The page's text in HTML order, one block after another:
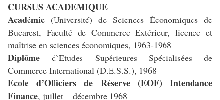
CURSUS ACADEMIQUE
Académie (Université) de Sciences Économiques de
Bucarest, Faculté de Commerce Extérieur, licence et
maîtrise en sciences économiques, 1963-1968
Diplômed`Etudes Supérieures Spécialisées de
Commerce International (D.E.S.S.), 1968
Ecole d’Officiers de Réserve (EOF) Intendance
Finance, juillet – décembre 1968